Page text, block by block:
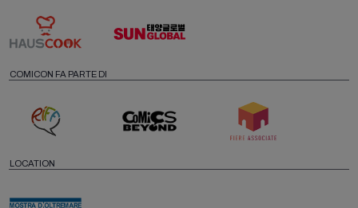
COMICON FA PARTE DI
LOCATION